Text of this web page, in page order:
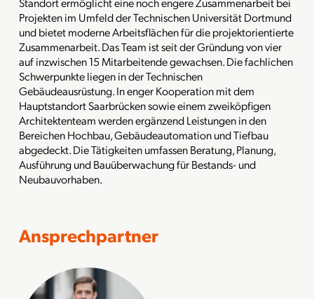
Projekten im Umfeld der Technischen Universität Dortmund
und bietet moderne Arbeitsflächen für die projektorientierte
Zusammenarbeit. Das Team ist seit der Gründung von vier
auf inzwischen 15 Mitarbeitende gewachsen. Die fachlichen
Schwerpunkte liegen in der Technischen
Gebäudeausrüstung. In enger Kooperation mit dem
Hauptstandort Saarbrücken sowie einem zweiköpfigen
Architektenteam werden ergänzend Leistungen in den
Bereichen Hochbau, Gebäudeautomation und Tiefbau
abgedeckt. Die Tätigkeiten umfassen Beratung, Planung,
Ausführung und Bauüberwachung für Bestands- und
Neubauvorhaben.
Ansprechpartner